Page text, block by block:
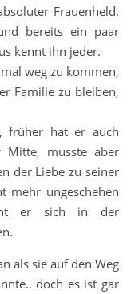
Frauenheld.
bereits ein paar
kennt ihn jeder.
weg zu kommen,
Familie zu bleiben,
früher hat er auch
Mitte, musste aber
der Liebe zu seiner
mehr ungeschehen
er sich in der
als sie auf den Weg
doch es ist gar